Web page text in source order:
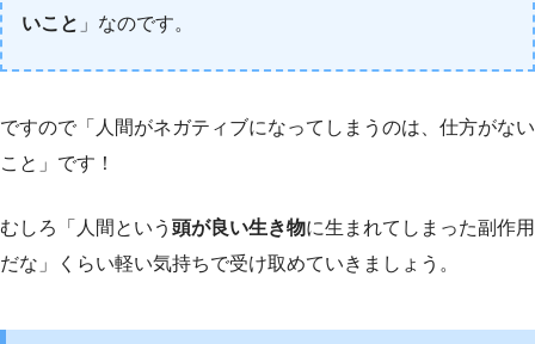
いこと 」なのです。
ですので「人間がネガティブになってしまうのは、仕方がない
こと」です！
むしろ「人間という 頭が良い生き物に生まれてしまった副作用
だな」くらい軽い気持ちで受け取めていきましょう。